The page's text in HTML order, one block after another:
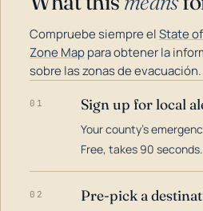
Compruebe siempre elState
Zone Mappara obtener la
sobre las zonas de evacuación.
01 Sign up for local
Your county's
Free, takes 90 seconds.
02 Pre-pick a